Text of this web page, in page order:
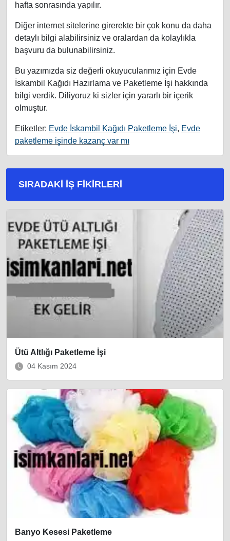
hafta sonrasında yapılır.
Diğer internet sitelerine girerekte bir çok konu da daha
detaylı bilgi alabilirsiniz ve oralardan da kolaylıkla
başvuru da bulunabilirsiniz.
Bu yazımızda siz değerli okuyucularımız için Evde
İskambil Kağıdı Hazırlama ve Paketleme İşi hakkında
bilgi verdik. Diliyoruz ki sizler için yararlı bir içerik
olmuştur.
Etiketler: Evde İskambil Kağıdı Paketleme İşi, Evde
paketleme işinde kazanç var mı
SIRADAKI İŞ FIKIRLERI
Ütü Altlığı Paketleme İşi
04 Kasım 2024
Banyo Kesesi Paketleme